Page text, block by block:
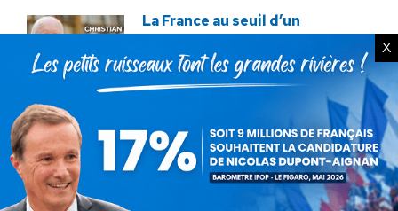
La France au seuil d’un
15 juillet 2026
Rechercher
X